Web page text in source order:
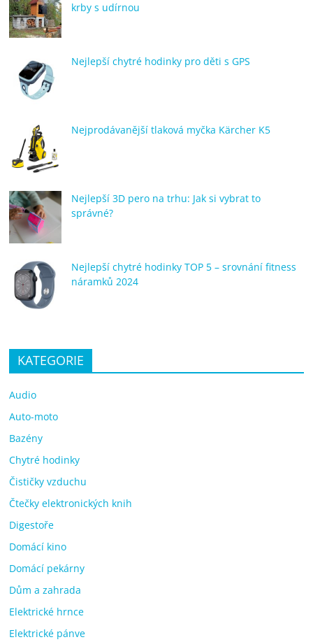
krby s udírnou
Nejlepší chytré hodinky pro děti s GPS
Nejprodávanější tlaková myčka Kärcher K5
Nejlepší 3D pero na trhu: Jak si vybrat to
správné?
Nejlepší chytré hodinky TOP 5 – srovnání fitness
náramků 2024
KATEGORIE
Audio
Auto-moto
Bazény
Chytré hodinky
Čističky vzduchu
Čtečky elektronických knih
Digestoře
Domácí kino
Domácí pekárny
Dům a zahrada
Elektrické hrnce
Elektrické pánve